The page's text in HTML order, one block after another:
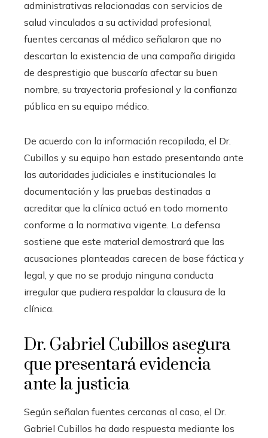
administrativas relacionadas con servicios de
salud vinculados a su actividad profesional,
fuentes cercanas al médico señalaron que no
descartan la existencia de una campaña dirigida
de desprestigio que buscaría afectar su buen
nombre, su trayectoria profesional y la confianza
pública en su equipo médico.
De acuerdo con la información recopilada, el Dr.
Cubillos y su equipo han estado presentando ante
las autoridades judiciales e institucionales la
documentación y las pruebas destinadas a
acreditar que la clínica actuó en todo momento
conforme a la normativa vigente. La defensa
sostiene que este material demostrará que las
acusaciones planteadas carecen de base fáctica y
legal, y que no se produjo ninguna conducta
irregular que pudiera respaldar la clausura de la
clínica.
Dr. Gabriel Cubillos asegura
que presentará evidencia
ante la justicia
Según señalan fuentes cercanas al caso, el Dr.
Gabriel Cubillos ha dado respuesta mediante los